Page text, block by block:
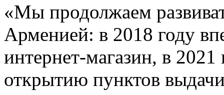
«Мы продолжаем
Арменией: в 2018 году
интернет-магазин, в
открытию пунктов